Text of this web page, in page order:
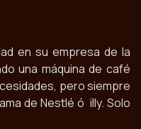
en su empresa de la
una máquina de café
pero siempre
de Nestlé ó illy. Solo